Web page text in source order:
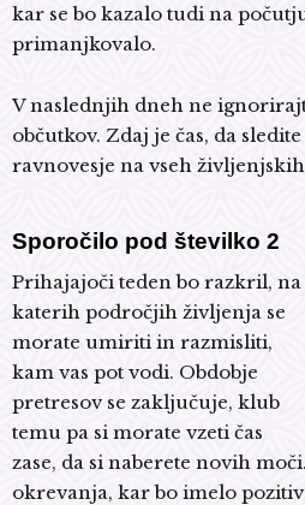
kar se bo kazalo tudi na
primanjkovalo.
V naslednjih dneh ne
občutkov. Zdaj je čas, da
ravnovesje na vseh
Sporočilo pod številko 2
Prihajajoči teden bo razkril, na
katerih področjih življenja se
morate umiriti in razmisliti,
kam vas pot vodi. Obdobje
pretresov se zaključuje, klub
temu pa si morate vzeti čas
zase, da si naberete novih
okrevanja, kar bo imelo